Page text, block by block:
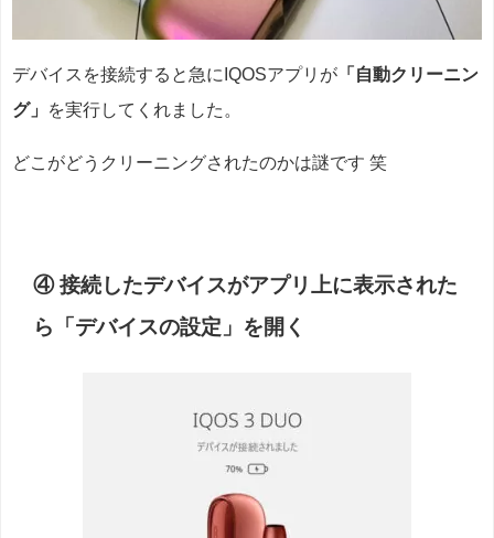
デバイスを接続すると急にIQOSアプリが 「自動クリーニン
グ」
を実行してくれました。
どこがどうクリーニングされたのかは謎です 笑
④ 接続したデバイスがアプリ上に表示された
ら「デバイスの設定」を開く